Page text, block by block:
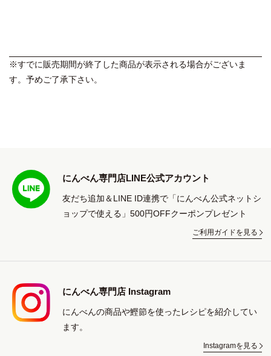
※すでに販売期間が終了した商品が表示される場合がございま
す。予めご了承下さい。
にんべん専門店LINE公式アカウント
友だち追加＆LINE ID連携で「にんべん公式ネットシ
ョップで使える」500円OFFクーポンプレゼント
ご利用ガイドを見る
にんべん専門店 Instagram
にんべんの商品や鰹節を使ったレシピを紹介してい
ます。
Instagramを見る